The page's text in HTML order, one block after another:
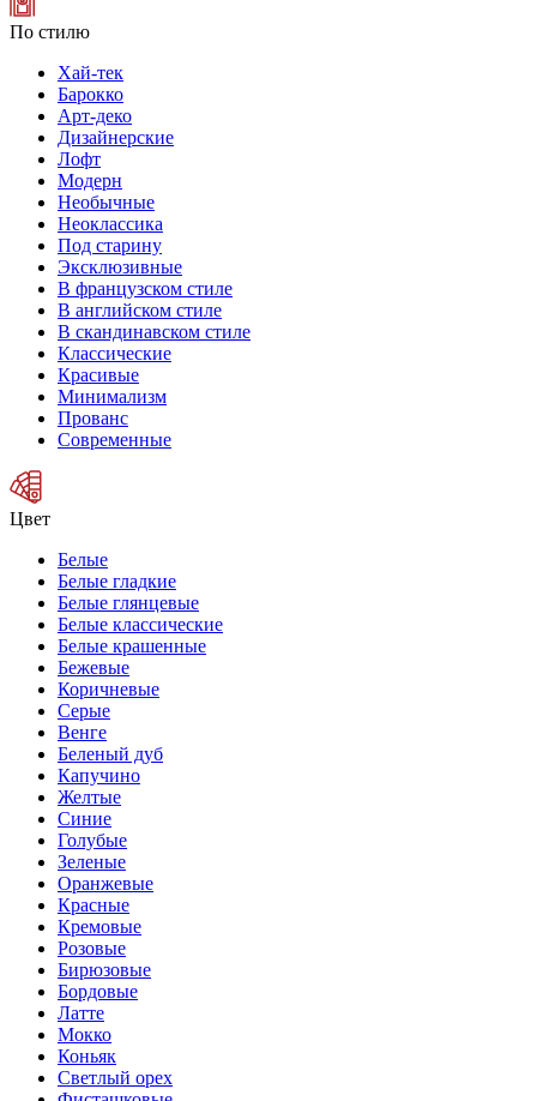
По стилю
Хай-тек
Барокко
Арт-деко
Дизайнерские
Лофт
Модерн
Необычные
Неоклассика
Под старину
Эксклюзивные
В французском стиле
В английском стиле
В скандинавском стиле
Классические
Красивые
Минимализм
Прованс
Современные
Цвет
Белые
Белые гладкие
Белые глянцевые
Белые классические
Белые крашенные
Бежевые
Коричневые
Серые
Венге
Беленый дуб
Капучино
Желтые
Синие
Голубые
Зеленые
Оранжевые
Красные
Кремовые
Розовые
Бирюзовые
Бордовые
Латте
Мокко
Коньяк
Светлый орех